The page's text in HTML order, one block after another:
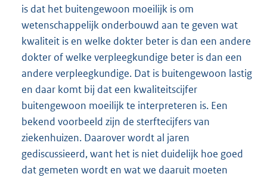
is dat het buitengewoon moeilijk is om
wetenschappelijk onderbouwd aan te geven wat
kwaliteit is en welke dokter beter is dan een andere
dokter of welke verpleegkundige beter is dan een
andere verpleegkundige. Dat is buitengewoon lastig
en daar komt bij dat een kwaliteitscijfer
buitengewoon moeilijk te interpreteren is. Een
bekend voorbeeld zijn de sterftecijfers van
ziekenhuizen. Daarover wordt al jaren
gediscussieerd, want het is niet duidelijk hoe goed
dat gemeten wordt en wat we daaruit moeten